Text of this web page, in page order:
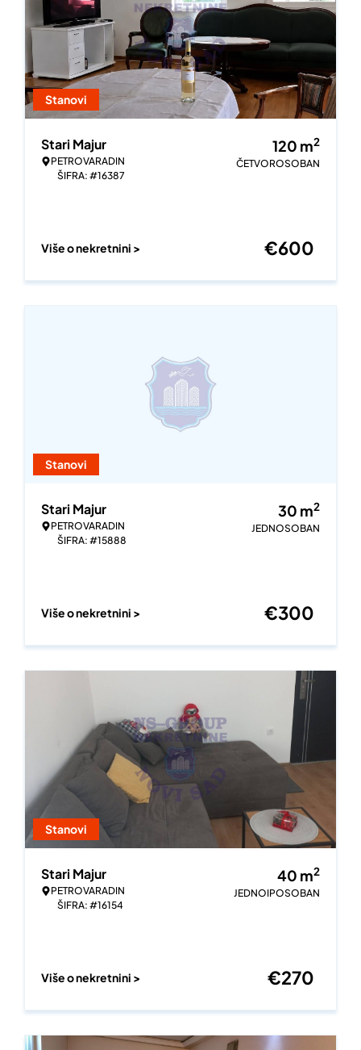
Stanovi
Stari Majur
PETROVARADIN
ŠIFRA: #16387
120 m2
ČETVOROSOBAN
Više o nekretnini > €600
Stanovi
Stari Majur
PETROVARADIN
ŠIFRA: #15888
30 m2
JEDNOSOBAN
Više o nekretnini > €300
Stanovi
Stari Majur
PETROVARADIN
ŠIFRA: #16154
40 m2
JEDNOIPOSOBAN
Više o nekretnini > €270